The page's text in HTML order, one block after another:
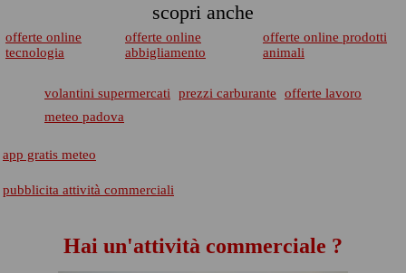
scopri anche
offerte online
tecnologia
offerte online
abbigliamento
offerte online prodotti
animali
volantini supermercati prezzi carburante
offerte lavoro
meteo padova
app gratis meteo
pubblicita attività commerciali
Hai un'attività commerciale ?